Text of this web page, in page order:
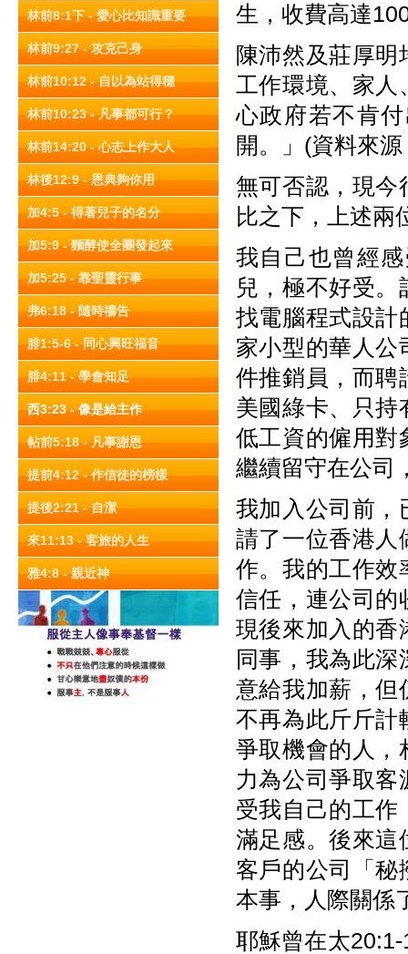
林前8:1下 - 愛心比知識重要
林前9:27 - 攻克己身
林前10:12 - 自以為站得穩
林前10:23 - 凡事都可行？
林前14:20 - 心志上作大人
林後12:9 - 恩典夠你用
加4:5 - 得著兒子的名分
加5:9 - 麵酵使全團發起來
加5:25 - 靠聖靈行事
弗6:18 - 隨時禱告
腓1:5-6 - 同心興旺福音
腓4:11 - 學會知足
西3:23 - 像是給主作
帖前5:18 - 凡事謝恩
提前4:12 - 作信徒的榜樣
提後2:21 - 自潔
來11:13 - 客旅的人生
雅4:8 - 親近神
生，收費高達
陳沛然及莊厚
工作環境、家人
心政府若不肯
開。」(資料來
無可否認，現今
比之下，上述兩
我自己也曾經
兒，極不好受
找電腦程式設計
家小型的華人公
件推銷員，而聘
美國綠卡、只持
低工資的僱用對
繼續留守在公司
我加入公司前，
請了一位香港人
作。我的工作效
信任，連公司的
現後來加入的香
同事，我為此
意給我加薪，但
不再為此斤斤計
爭取機會的人，
力為公司爭取
受我自己的工作
滿足感。後來這
客戶的公司「秘
本事，人際關係
耶穌曾在太